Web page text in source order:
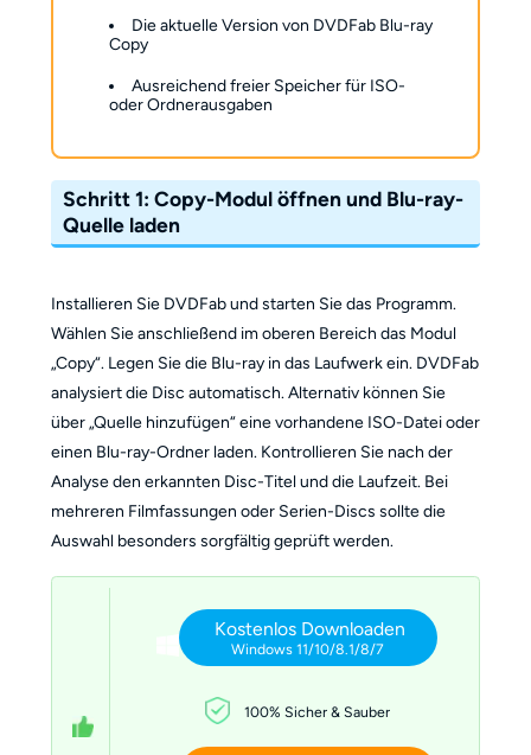
Die aktuelle Version von DVDFab Blu-ray
Copy
Ausreichend freier Speicher für ISO-
oder Ordnerausgaben
Schritt 1: Copy-Modul öffnen und Blu-ray-
Quelle laden
Installieren Sie DVDFab und starten Sie das Programm.
Wählen Sie anschließend im oberen Bereich das Modul
„Copy“. Legen Sie die Blu-ray in das Laufwerk ein. DVDFab
analysiert die Disc automatisch. Alternativ können Sie
über „Quelle hinzufügen“ eine vorhandene ISO-Datei oder
einen Blu-ray-Ordner laden. Kontrollieren Sie nach der
Analyse den erkannten Disc-Titel und die Laufzeit. Bei
mehreren Filmfassungen oder Serien-Discs sollte die
Auswahl besonders sorgfältig geprüft werden.
Kostenlos Downloaden
Windows 11/10/8.1/8/7
100% Sicher & Sauber